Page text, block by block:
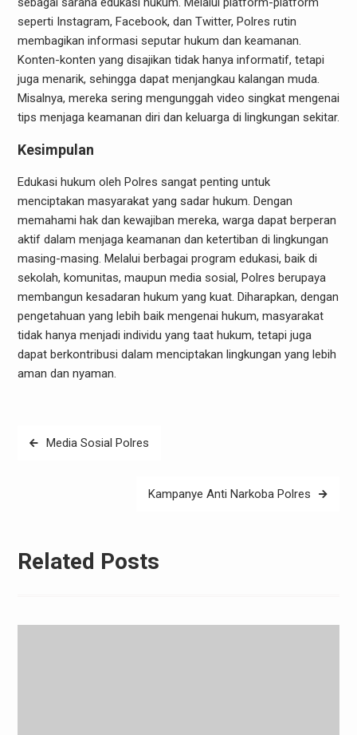
seperti Instagram, Facebook, dan Twitter, Polres rutin
membagikan informasi seputar hukum dan keamanan.
Konten-konten yang disajikan tidak hanya informatif, tetapi
juga menarik, sehingga dapat menjangkau kalangan muda.
Misalnya, mereka sering mengunggah video singkat mengenai
tips menjaga keamanan diri dan keluarga di lingkungan sekitar.
Kesimpulan
Edukasi hukum oleh Polres sangat penting untuk
menciptakan masyarakat yang sadar hukum. Dengan
memahami hak dan kewajiban mereka, warga dapat berperan
aktif dalam menjaga keamanan dan ketertiban di lingkungan
masing-masing. Melalui berbagai program edukasi, baik di
sekolah, komunitas, maupun media sosial, Polres berupaya
membangun kesadaran hukum yang kuat. Diharapkan, dengan
pengetahuan yang lebih baik mengenai hukum, masyarakat
tidak hanya menjadi individu yang taat hukum, tetapi juga
dapat berkontribusi dalam menciptakan lingkungan yang lebih
aman dan nyaman.
PostMedia Sosial Polres
Kampanye Anti Narkoba Polres
Related Posts